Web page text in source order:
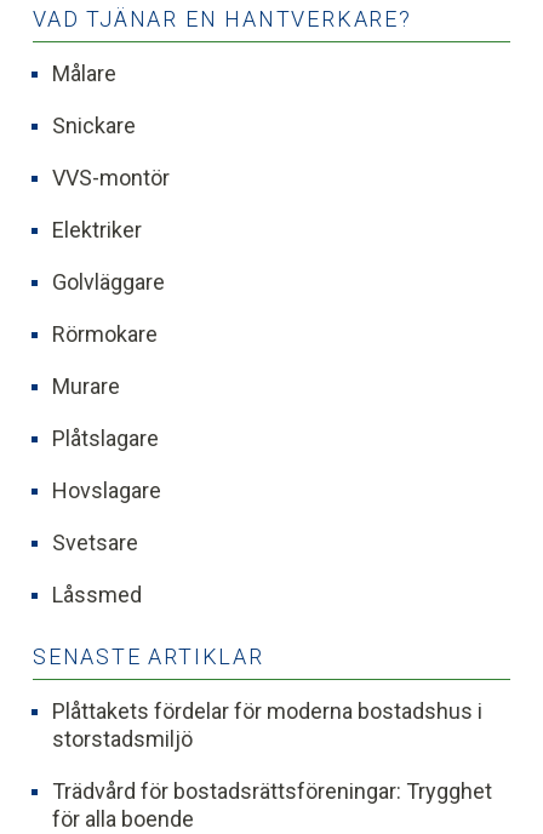
VAD TJÄNAR EN HANTVERKARE?
Målare
Snickare
VVS-montör
Elektriker
Golvläggare
Rörmokare
Murare
Plåtslagare
Hovslagare
Svetsare
Låssmed
SENASTE ARTIKLAR
Plåttakets fördelar för moderna bostadshus i
storstadsmiljö
Trädvård för bostadsrättsföreningar: Trygghet
för alla boende